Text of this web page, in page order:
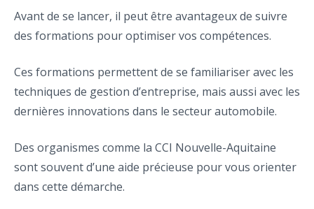
Avant de se lancer, il peut être avantageux de suivre
des formations pour optimiser vos compétences.
Ces formations permettent de se familiariser avec les
techniques de gestion d’entreprise, mais aussi avec les
dernières innovations dans le secteur automobile.
Des organismes comme la CCI Nouvelle-Aquitaine
sont souvent d’une aide précieuse pour vous orienter
dans cette démarche.